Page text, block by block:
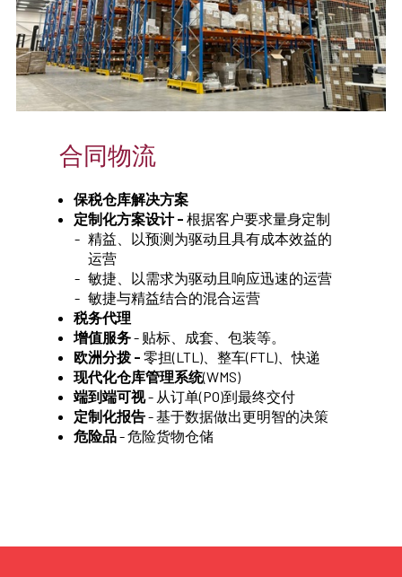
合同物流
保税仓库解决方案
定制化方案设计 - 根据客户要求量身定制
精益、以预测为驱动且具有成本效益的
运营
敏捷、以需求为驱动且响应迅速的运营
敏捷与精益结合的混合运营
税务代理
增值服务- 贴标、成套、包装等。
欧洲分拨 - 零担(LTL)、整车(FTL)、快递
现代化仓库管理系统(WMS)
端到端可视- 从订单(PO)到最终交付
定制化报告- 基于数据做出更明智的决策
危险品- 危险货物仓储